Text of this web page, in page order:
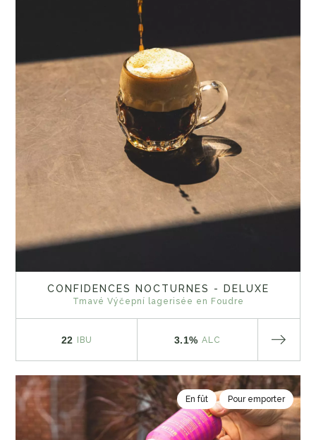
CONFIDENCES NOCTURNES - DELUXE
Tmavé Výčepní lagerisée en Foudre
22 IBU 3.1% ALC
En fût Pour emporter